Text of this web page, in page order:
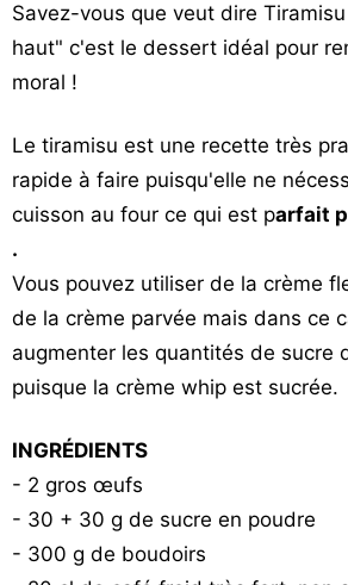
High-
Tech
Cuisine
Vos
Les
bonnes
adresses
Savez-vous que veut dire
haut" c'est le dessert idéal pour
moral !
Le tiramisu est une recette très
rapide à faire puisqu'elle ne
cuisson au four ce qui est parfait
.
Vous pouvez utiliser de la crème
de la crème parvée mais dans ce
augmenter les quantités de sucre
puisque la crème whip est sucrée.
INGRÉDIENTS
- 2 gros œufs
- 30 + 30 g de sucre en poudre
- 300 g de boudoirs